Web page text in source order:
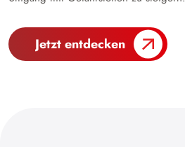
Jetzt entdecken